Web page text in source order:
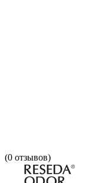
(0 отзывов)